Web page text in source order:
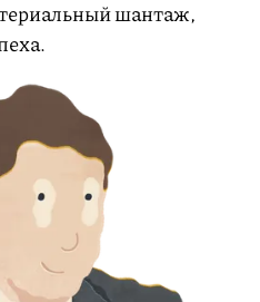
шантаж,